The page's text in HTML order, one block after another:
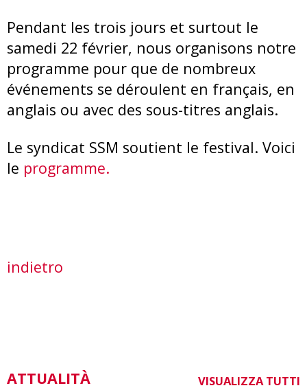
Pendant les trois jours et surtout le
samedi 22 février, nous organisons notre
programme pour que de nombreux
événements se déroulent en français, en
anglais ou avec des sous-titres anglais.
Le syndicat SSM soutient le festival. Voici
le programme.
indietro
ATTUALITÀ VISUALIZZA TUTTI